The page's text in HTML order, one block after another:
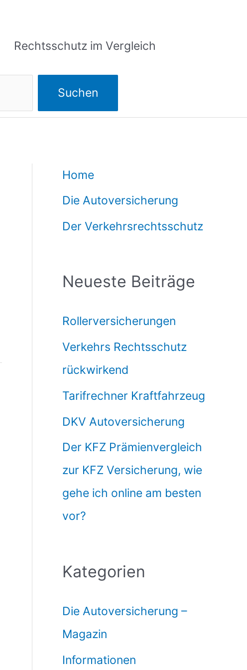
Rechtsschutz im Vergleich
Suchen
Home
Die Autoversicherung
Der Verkehrsrechtsschutz
Neueste Beiträge
Rollerversicherungen
Verkehrs Rechtsschutz
rückwirkend
Tarifrechner Kraftfahrzeug
DKV Autoversicherung
Der KFZ Prämienvergleich
zur KFZ Versicherung, wie
gehe ich online am besten
vor?
Kategorien
Die Autoversicherung –
Magazin
Informationen